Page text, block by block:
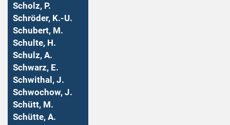
Scholz, P.
Schröder, K.-U.
Schubert, M.
Schulte, H.
Schulz, A.
Schwarz, E.
Schwithal, J.
Schwochow, J.
Schütt, M.
Schütte, A.